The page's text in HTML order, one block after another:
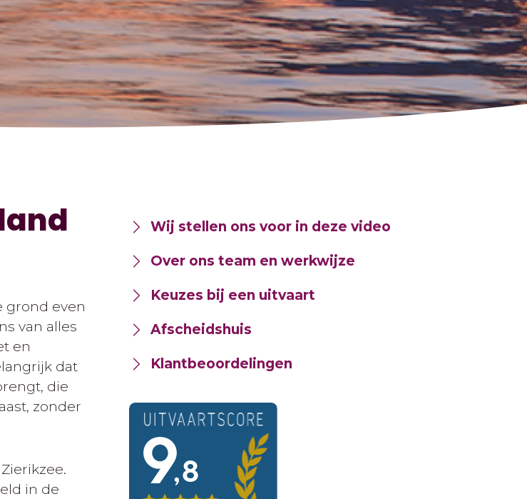
grond even
van alles
en
dat
die
zonder
in de
Wij stellen ons voor in deze video
Over ons team en werkwijze
Keuzes bij een uitvaart
Afscheidshuis
Klantbeoordelingen